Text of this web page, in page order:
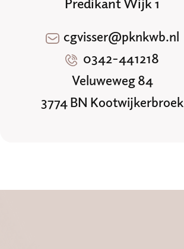
cgvisser@pknkwb.nl
0342-441218
Veluweweg 84
3774 BN Kootwijkerbroek